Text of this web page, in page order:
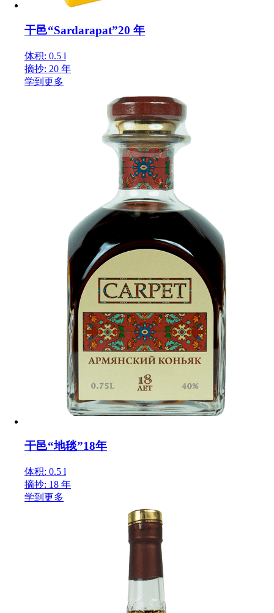
干邑“Sardarapat”20 年
体积: 0.5 l
摘抄: 20 年
学到更多
干邑“地毯”18年
体积: 0.5 l
摘抄: 18 年
学到更多